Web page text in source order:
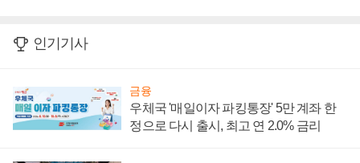
인기기사
금융
우체국 '매일이자 파킹통장' 5만 계좌 한
정으로 다시 출시, 최고 연 2.0% 금리